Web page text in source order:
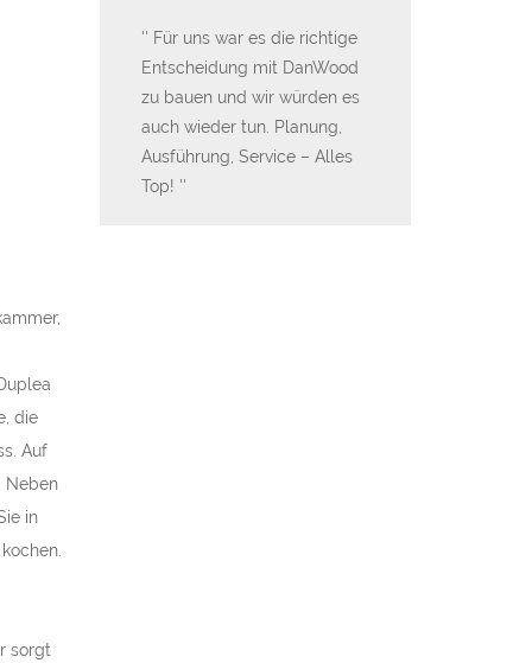
die
Auf
Neben
in
sorgt
Für uns war es die richtige
Entscheidung mit DanWood
zu bauen und wir würden es
auch wieder tun. Planung,
Ausführung, Service – Alles
Top!